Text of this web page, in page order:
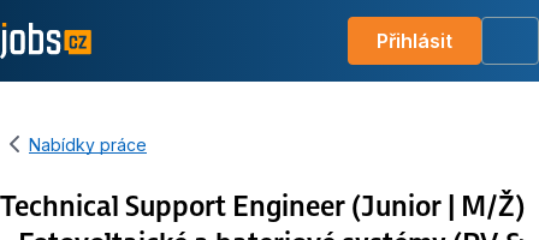
Přihlásit
Nabídky práce
Technical Support Engineer (Junior | M/Ž)